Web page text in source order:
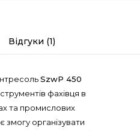
Відгуки (1)
SzwP 450
фахівця в
та промислових
змогу організувати